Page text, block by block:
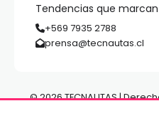
Tendencias que
+569 7935 2788
prensa@tecnautas.cl
© 2026 TECNAUTAS |